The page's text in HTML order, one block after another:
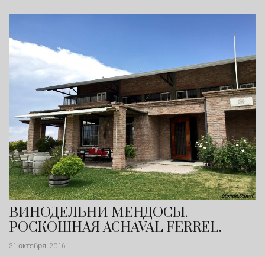
ВИНОДЕЛЬНИ МЕНДОСЫ.
РОСКОШНАЯ ACHAVAL FERREL.
31 октября, 2016.